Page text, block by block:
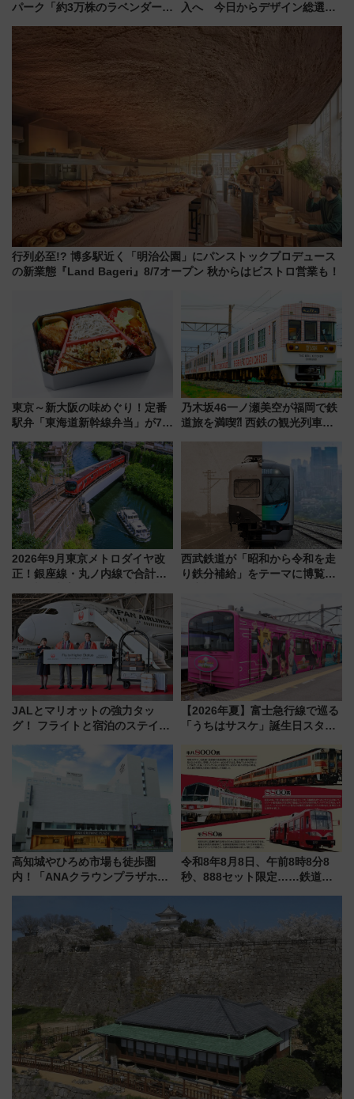
パーク「約3万株のラベンダー」
入へ 今日からデザイン総選挙
行列必至!? 博多駅近く「明治公園」にパンストックプロデュース
の新業態『Land Bageri』8/7オープン 秋からはビストロ営業も！
東京～新大阪の味めぐり！定番
駅弁「東海道新幹線弁当」が7月
乃木坂46一ノ瀬美空が福岡で鉄
道旅を満喫⁈ 西鉄の観光列車
CHIKUGO」で巡る福岡･太宰
府･柳川の旅！YouTubeが公開
2026年9月東京メトロダイヤ改
正！銀座線・丸ノ内線で合計
待
西武鉄道が「昭和から令和を走
り鉄分補給」をテーマに博覧会
14日から 新車両「トキイロ」体
験ブースも アクセスや申込方法
を解説
JALとマリオットの強力タッ
グ！ フライトと宿泊のステイタ
上級会員資格を効率よく獲得す
る方法を解説
【2026年夏】富士急行線で巡る
「うちはサスケ」誕生日スタン
定グルメ＆グッズ徹底ガイド
高知城やひろめ市場も徒歩圏
内！「ANAクラウンプラザホテ
令和8年8月8日、午前8時8分8
秒、888セット限定……鉄道各